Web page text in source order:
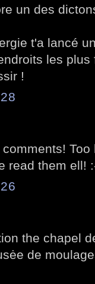
un des
t'a lancé
les
!
Too
read them ell!
the chapel
de